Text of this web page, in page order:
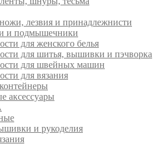
лезвия и принадлежнисти
и подмышечники
для женского белья
для шитья, вышивки и пэчворка
для швейных машин
для вязания
аксессуары
и рукоделия